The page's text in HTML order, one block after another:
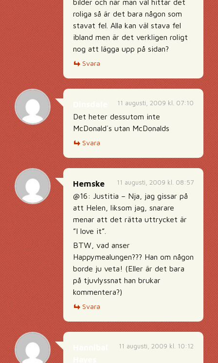
bilder och när man väl hittar det
roliga så är det bara någon som
stavat fel. Alla kan väl stava fel
ibland men är det verkligen roligt
nog att lägga upp på sidan?
Svara
11 augusti, 2009 kl. 07:10
Det heter dessutom inte
McDonald´s utan McDonalds
Svara
11 augusti, 2009 kl. 08:57
Hemske
@16: Justitia – Nja, jag gissar på
att Helen, liksom jag, snarare
menar att det rätta uttrycket är
”I love it”.
BTW, vad anser
Happymealungen??? Han om någon
borde ju veta! (Eller är det bara
på tjuvlyssnat han brukar
kommentera?)
Svara
11 augusti, 2009 kl. 10:12